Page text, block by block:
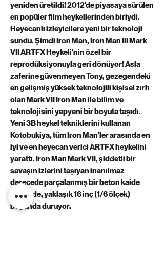
yeniden üretildi! 2012'de piyasaya sürülen
en popüler film heykellerinden biriydi.
Heyecanlı izleyicilere yeni bir teknoloji
sundu. Şimdi Iron Man, Iron Man III Mark
VII ARTFX Heykeli'nin özel bir
reprodüksiyonuyla geri dönüyor! Asla
zaferine güvenmeyen Tony, gezegendeki
en gelişmiş yüksek teknolojili kişisel zırh
olan Mark VII Iron Man ile bilim ve
teknolojisini yepyeni bir boyuta taşıdı.
Yeni 3B heykel tekniklerini kullanan
Kotobukiya, tüm Iron Man'ler arasında en
iyi ve en heyecan verici ARTFX heykelini
yarattı. Iron Man Mark VII, şiddetli bir
savaşın izlerini taşıyan inanılmaz
derecede parçalanmış bir beton kaide
üzerinde, yaklaşık 16 inç (1/6 ölçek)
boyunda duruyor.